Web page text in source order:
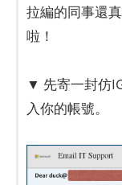
拉編的同事還
啦！
▼ 先寄一封仿
入你的帳號。